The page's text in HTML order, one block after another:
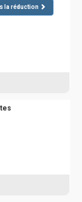
la réduction